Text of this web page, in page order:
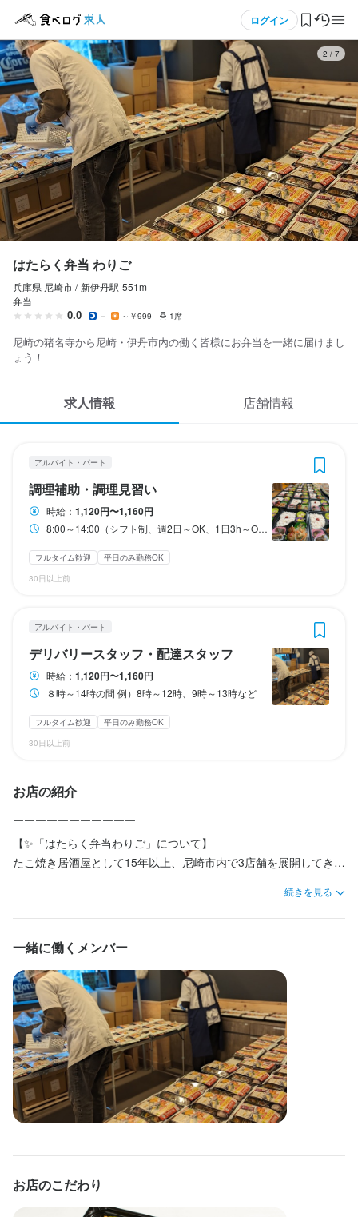
ログイン
ログイン・無料会員登録
食べログ求人TOP
求人検索
マイページ管理
気になる求人
応募履歴
WEB履歴書
掲載をご検討の店舗様へ
プライバシーポリシー
企業情報
3 / 7
はたらく弁当 わりご
兵庫県 尼崎市 / 新伊丹駅 551m
弁当
0.0 － ～￥999 1席
尼崎の猪名寺から尼崎・伊丹市内の働く皆様にお弁当を一緒に届けまし
ょう！
求人情報 店舗情報
アルバイト・パート
調理補助・調理見習い
時給： 1,120円〜1,160円
8:00～14:00（シフト制、週2日～OK、1日3h～OK）
フルタイム歓迎
平日のみ勤務OK
30日以上前
アルバイト・パート
デリバリースタッフ・配達スタッフ
時給： 1,120円〜1,160円
８時～14時の間 例）8時～12時、9時～13時など
フルタイム歓迎
平日のみ勤務OK
30日以上前
お店の紹介
￣￣￣￣￣￣￣￣￣￣￣
【✨「はたらく弁当わりご」について】
たこ焼き居酒屋として15年以上、尼崎市内で3店舗を展開してきた
「日中働く方へ体に優しい健康的なお弁当を届けたい」という想
いから、
この度セントラルキッチンでのお弁当製造・配達事業をスタート
しました。
管理栄養士が栄養バランスを考えた献立を考案し、
スタッフ全員で“毎日一生懸命働く方たち”に向けて愛情のこもった
お弁当を作っています。
「食べることが好き」「料理をすることが好き」そんな方にはや
りがいを感じていただける職場です♪
続きを見る
一緒に働くメンバー
お店のこだわり
調理補助・調理見習い
時給1,120円〜1,160円
昇給あり 交通費支給 扶養内勤務OK
8:00～14:00（シフト制、週2日～OK、1日3h～OK）
ダブルワーク・副業OK フルタイム歓迎 残業月20時間以下
転勤なし
長期勤務歓迎
週2日からOK シフト制
休日・休暇
2週間ごとのシフト制
待遇
社会保険完備（扶養内は保険外も可能）
雇用保険
主婦・主夫歓迎 女性活躍中
仕事内容
当店の調理補助・調理見習いスタッフとして、ご飯やおかずの盛
り付けを中心に弁当の調理補助をお任せします。難しい調理作業
ではなく、決められた手順で具材をきれいに詰めていくシンプル
分担しながら進めるため、一人に過度な負担がかかることはあり
ません。ピークタイムもスタッフ同士で声を掛け合いながら進め
応募画面へ進む
デリバリースタッフ・配達スタッフ
時給1,120円〜1,160円
昇給あり 扶養内勤務OK
収入例
※時給1120円で計算
勤務時間
８時～14時の間
例）8時～12時、9時～13時など
週4日以上OK
自由シフト制(毎回、時間・曜日を選べる)
休日・休暇
日曜定休 月8日以上休みあり 平日のみ勤務OK(土日休み) 年末年始休暇あり
待遇
社会保険完備（扶養内は保険外も可能）
雇用保険
労災保険
【福利厚生】
◎ピアスOK・髪色自由！
◎昇給あり
◎交通費支給（規定）
◎髪型・髪色自由
◎皆勤手当（80H以上勤務し無遅刻・無欠勤の場合3000円支給）
▶━━━━━━◀
応募画面へ進む